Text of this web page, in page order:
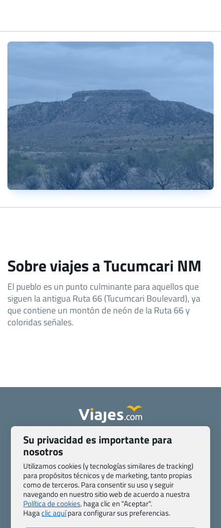
Sobre viajes a Tucumcari NM
El pueblo es un punto culminante para aquellos que
siguen la antigua Ruta 66 (Tucumcari Boulevard), ya
que contiene un montón de neón de la Ruta 66 y
coloridas señales.
Quienes somos
Contacto
Pasaporte, Visado, Salud y otras disposiciones específicas
Blog de Viajes.com
Registro de agencias
Preguntas frecuentes
Condiciones generales
Política de privacidad y cookies
Transparencia
Todas las páginas – sitemap
Viajes.com
Su privacidad es importante para
nosotros
Utilizamos cookies (y tecnologías similares de tracking)
para propósitos técnicos y de marketing, tanto propias
como de terceros. Para consentir su uso y seguir
navegando en nuestro sitio web de acuerdo a nuestra
Política de cookies,haga clic en "Aceptar".
Hagaclic aquípara configurar sus preferencias.